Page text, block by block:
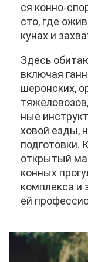
ся кон­но-
сто, где
ку­нах и
Здесь
вклю­чая
ше­рон­ских,
ные
хо­вой ез­ды,
под­го­тов­ки.
от­кры­тый
кон­ных
ком­плек­са и
ей